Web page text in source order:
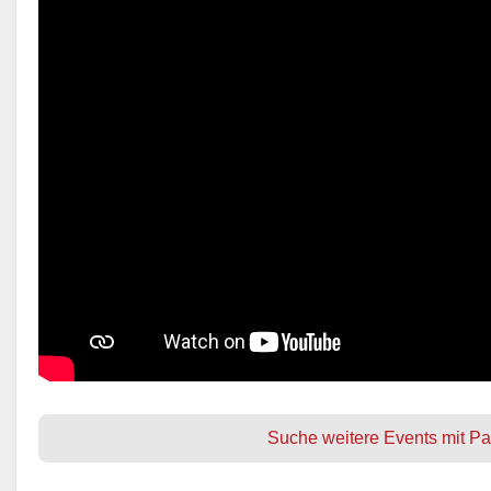
Suche weitere Events mit